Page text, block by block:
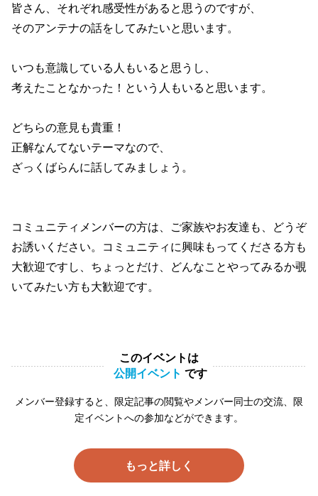
皆さん、それぞれ感受性があると思うのですが、
そのアンテナの話をしてみたいと思います。
いつも意識している人もいると思うし、
考えたことなかった！という人もいると思います。
どちらの意見も貴重！
正解なんてないテーマなので、
ざっくばらんに話してみましょう。
コミュニティメンバーの方は、ご家族やお友達も、どうぞ
お誘いください。コミュニティに興味もってくださる方も
大歓迎ですし、ちょっとだけ、どんなことやってみるか覗
いてみたい方も大歓迎です。
このイベントは
公開イベント です
メンバー登録すると、限定記事の閲覧やメンバー同士の交流、限
定イベントへの参加などができます。
もっと詳しく